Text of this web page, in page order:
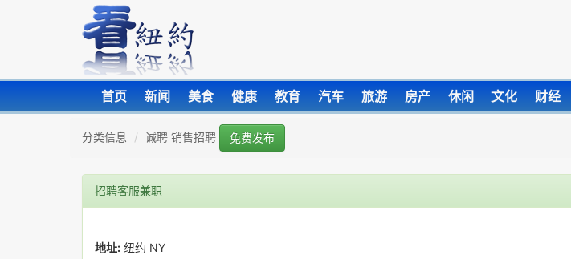
首页 新闻 美食 健康 教育 汽车 旅游 房产 休闲 文化 财经
分类信息 诚聘 销售招聘 免费发布
招聘客服兼职
地址: 纽约 NY